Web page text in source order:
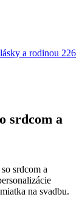
a rodinou 226
srdcom a
srdcom a
na svadbu.